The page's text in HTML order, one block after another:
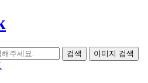
검색 이미지 검색